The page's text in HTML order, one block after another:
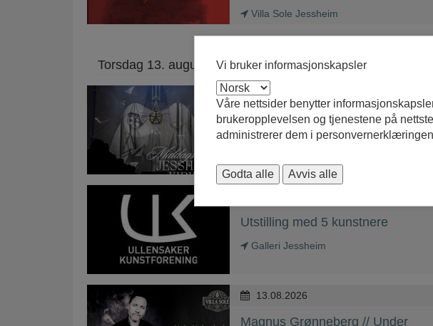
Vi bruker informasjonskapsler
Våre nettsider benytter
brukeropplevelsen og tjenestene på
administrerer dem i
Godta alle Avvis alle